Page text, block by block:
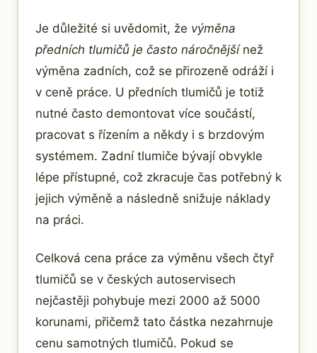
Je důležité si uvědomit, že výměna
předních tlumičů je často náročnějšínež
výměna zadních, což se přirozeně odráží i
v ceně práce. U předních tlumičů je totiž
nutné často demontovat více součástí,
pracovat s řízením a někdy i s brzdovým
systémem. Zadní tlumiče bývají obvykle
lépe přístupné, což zkracuje čas potřebný k
jejich výměně a následně snižuje náklady
na práci.
Celková cena práce za výměnu všech čtyř
tlumičů se v českých autoservisech
nejčastěji pohybuje mezi 2000 až 5000
korunami, přičemž tato částka nezahrnuje
cenu samotných tlumičů. Pokud se